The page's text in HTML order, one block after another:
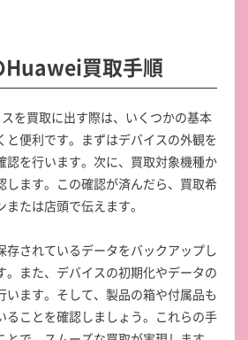
Huawei買取手順
を買取に出す際は、いくつかの基本
と便利です。まずはデバイスの外観を
認を行います。次に、買取対象機種か
します。この確認が済んだら、買取希
たは店頭で伝えます。
存されているデータをバックアップし
。また、デバイスの初期化やデータの
います。そして、製品の箱や付属品も
ることを確認しましょう。これらの手